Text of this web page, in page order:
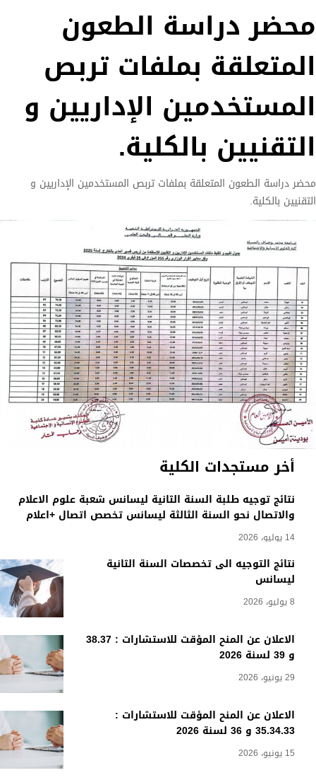
أخر مستجدات الكلية
نتائج توجيه طلبة السنة الثانية ليسانس شعبة علوم الاعلام
والاتصال نحو السنة الثالثة ليسانس تخصص اتصال +اعلام
14 يوليو، 2026
نتائج التوجيه الى تخصصات السنة الثانية
ليسانس
8 يوليو، 2026
الاعلان عن المنح المؤقت للاستشارات : 38.37
و 39 لسنة 2026
29 يونيو، 2026
الاعلان عن المنح المؤقت للاستشارات :
35.34.33 و 36 لسنة 2026
15 يونيو، 2026
محضر دراسة الطعون
المتعلقة بملفات تربص
المستخدمين الإداريين و
التقنيين بالكلية.
محضر دراسة الطعون المتعلقة بملفات تربص المستخدمين الإداريين و
التقنيين بالكلية.